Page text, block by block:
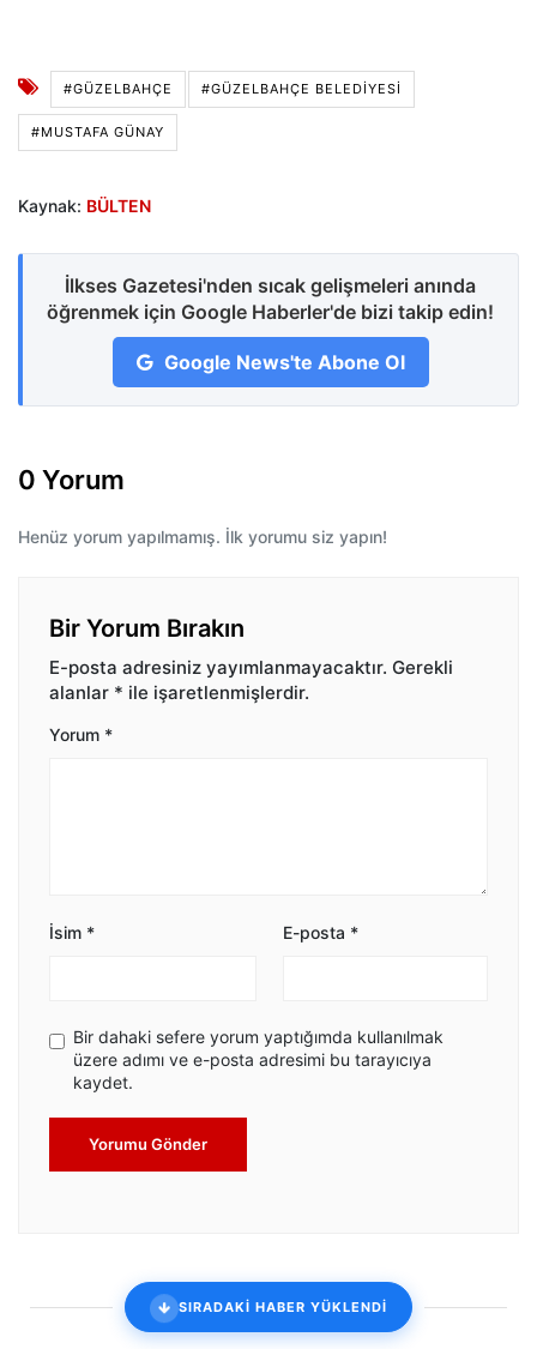
#GÜZELBAHÇE #GÜZELBAHÇE BELEDIYESI
#MUSTAFA GÜNAY
Kaynak: BÜLTEN
İlkses Gazetesi'nden sıcak gelişmeleri anında
öğrenmek için Google Haberler'de bizi takip edin!
Google News'te Abone Ol
0 Yorum
Henüz yorum yapılmamış. İlk yorumu siz yapın!
Bir Yorum Bırakın
E-posta adresiniz yayımlanmayacaktır. Gerekli
alanlar * ile işaretlenmişlerdir.
Yorum *
İsim * E-posta *
Bir dahaki sefere yorum yaptığımda kullanılmak
üzere adımı ve e-posta adresimi bu tarayıcıya
kaydet.
Yorumu Gönder
SIRADAKİ HABER YÜKLENDİ